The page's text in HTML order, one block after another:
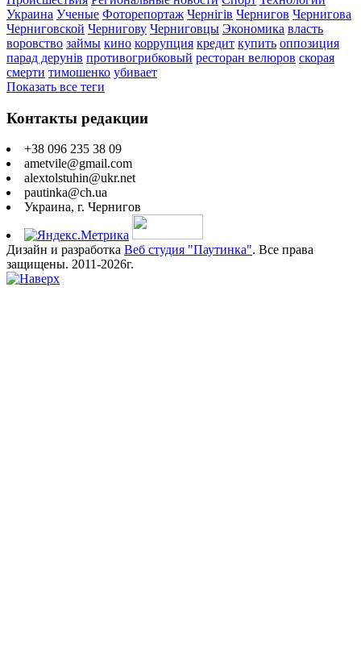
Украина Ученые Фоторепортаж Чернігів Чернигов Чернигова
Черниговской Чернигову Черниговцы Экономика власть
воровство займы кино коррупция кредит купить оппозиция
парад дерунів противогрибковый ресторан велюров скорая
смерти тимошенко убивает
Показать все теги
Контакты редакции
+38 096 235 38 09
ametvile@gmail.com
alextolstuhin@ukr.net
pautinka@ch.ua
Украина, г. Чернигов
Дизайн и разработка Веб студия "Паутинка". Все права
защищены. 2011-2026г.